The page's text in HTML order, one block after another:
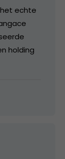
echte
holding